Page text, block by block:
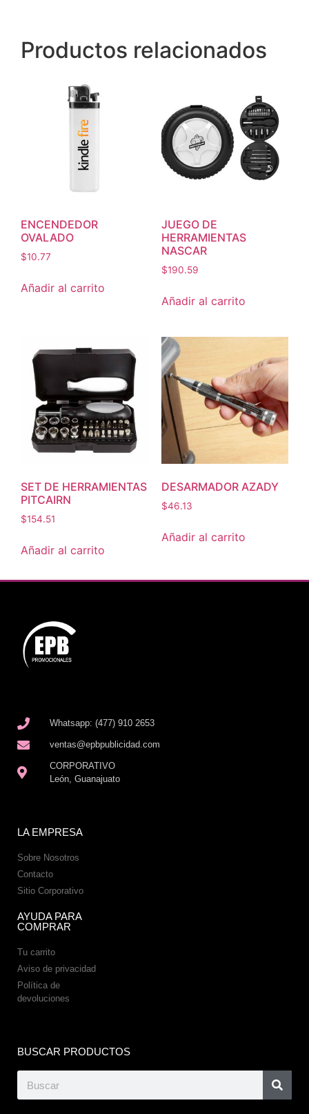
Productos relacionados
ENCENDEDOR
OVALADO
$10.77
Añadir al carrito
JUEGO DE
HERRAMIENTAS
NASCAR
$190.59
Añadir al carrito
SET DE HERRAMIENTAS
PITCAIRN
$154.51
Añadir al carrito
DESARMADOR AZADY
$46.13
Añadir al carrito
Whatsapp: (477) 910 2653
ventas@epbpublicidad.com
CORPORATIVO
León, Guanajuato
LA EMPRESA
Sobre Nosotros
Contacto
Sitio Corporativo
AYUDA PARA
COMPRAR
Tu carrito
Aviso de privacidad
Política de
devoluciones
BUSCAR PRODUCTOS